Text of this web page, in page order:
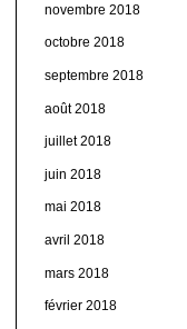
novembre 2018
octobre 2018
septembre 2018
août 2018
juillet 2018
juin 2018
mai 2018
avril 2018
mars 2018
février 2018